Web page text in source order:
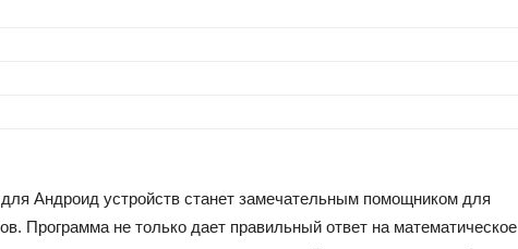
Андроид устройств станет замечательным помощником для
Программа не только дает правильный ответ на математическое